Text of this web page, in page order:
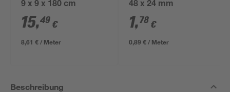
9 x 9 x 180 cm
15,49 €
8,61 € / Meter
48 x 24 mm
1,78 €
0,89 € / Meter
Beschreibung